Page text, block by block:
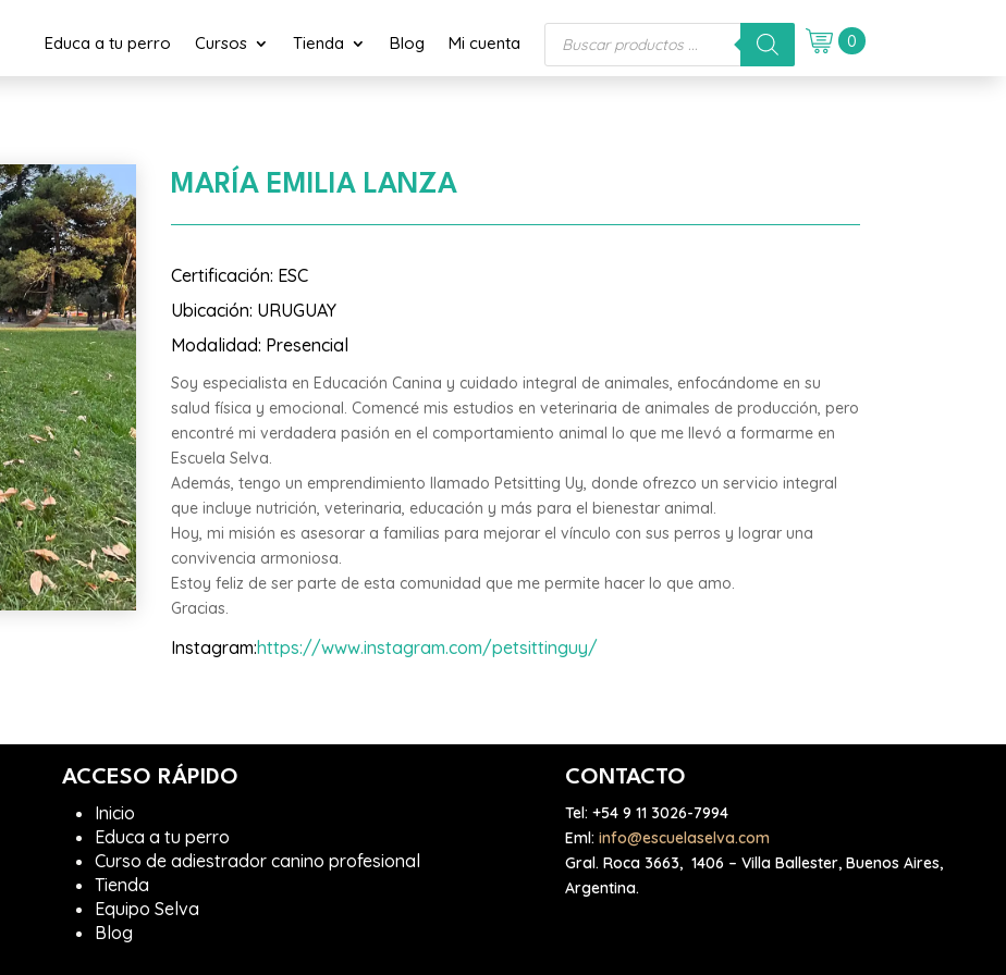
Educa a tu perro Cursos Tienda Blog Mi cuenta
Búsqueda
productos
0
MARÍA EMILIA LANZA
Certificación: ESC
Ubicación: URUGUAY
Modalidad: Presencial
Soy especialista en Educación Canina y cuidado integral de animales, enfocándome en su
salud física y emocional. Comencé mis estudios en veterinaria de animales de producción, pero
encontré mi verdadera pasión en el comportamiento animal lo que me llevó a formarme en
Escuela Selva.
Además, tengo un emprendimiento llamado Petsitting Uy, donde ofrezco un servicio integral
que incluye nutrición, veterinaria, educación y más para el bienestar animal.
Hoy, mi misión es asesorar a familias para mejorar el vínculo con sus perros y lograr una
convivencia armoniosa.
Estoy feliz de ser parte de esta comunidad que me permite hacer lo que amo.
Gracias.
Instagram:https://www.instagram.com/petsittinguy/
ACCESO RÁPIDO
Inicio
Educa a tu perro
Curso de adiestrador canino profesional
Tienda
Equipo Selva
Blog
CONTACTO
Tel:+54 9 11 3026-7994
Eml:info@escuelaselva.com
Gral. Roca 3663, 1406 – Villa Ballester, Buenos Aires,
Argentina.